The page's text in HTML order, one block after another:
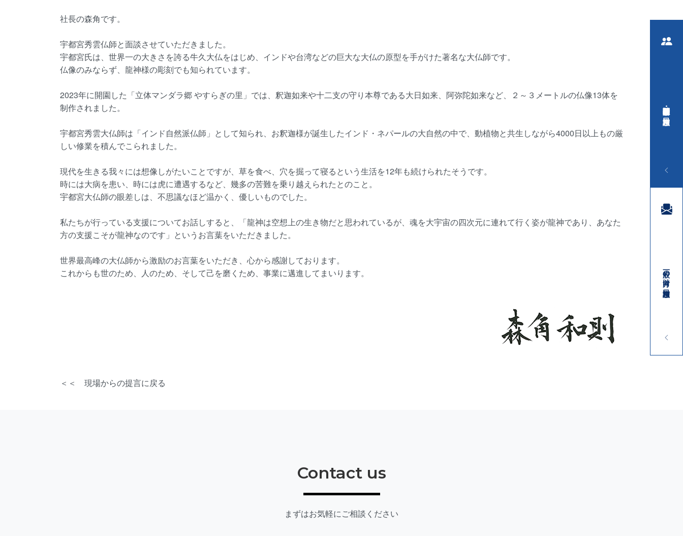
社長の森角です。
宇都宮秀雲仏師と面談させていただきました。
宇都宮氏は、世界一の大きさを誇る牛久大仏をはじめ、インドや台湾などの巨大な大仏の原型を手がけた著名な大仏師です。
仏像のみならず、龍神様の彫刻でも知られています。
2023年に開園した「立体マンダラ郷 やすらぎの里」では、釈迦如来や十二支の守り本尊である大日如来、阿弥陀如来など、２～３メートルの仏像13体を
制作されました。
宇都宮秀雲大仏師は「インド自然派仏師」として知られ、お釈迦様が誕生したインド・ネパールの大自然の中で、動植物と共生しながら4000日以上もの厳
しい修業を積んでこられました。
現代を生きる我々には想像しがたいことですが、草を食べ、穴を掘って寝るという生活を12年も続けられたそうです。
時には大病を患い、時には虎に遭遇するなど、幾多の苦難を乗り越えられたとのこと。
宇都宮大仏師の眼差しは、不思議なほど温かく、優しいものでした。
私たちが行っている支援についてお話しすると、「龍神は空想上の生き物だと思われているが、魂を大宇宙の四次元に連れて行く姿が龍神であり、あなた
方の支援こそが龍神なのです」というお言葉をいただきました。
世界最高峰の大仏師から激励のお言葉をいただき、心から感謝しております。
これからも世のため、人のため、そして己を磨くため、事業に邁進してまいります。
＜＜ 現場からの提言に戻る
Contact us
まずはお気軽にご相談ください
行政・医療関係者向け 相談窓口
一般の方向け 相談窓口